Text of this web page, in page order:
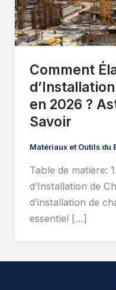
Comment
en 2026 ?
Savoir
Matériaux et Outils du
Table de matière:
d’Installation de
d’installation de
essentiel […]